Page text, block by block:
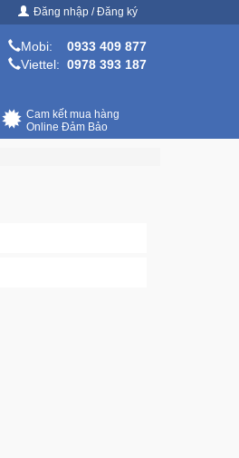
Đăng nhập / Đăng ký
Mobi:
0933 409 877
Viettel: 0978 393 187
Cam kết mua hàng
Online Đảm Bảo